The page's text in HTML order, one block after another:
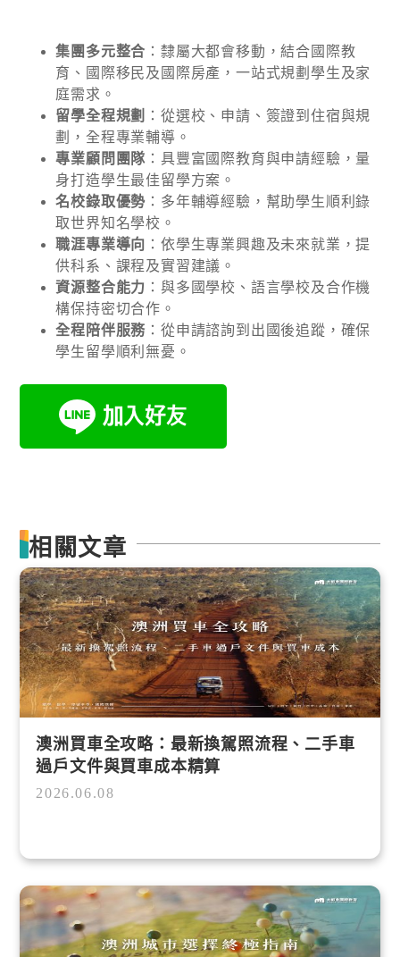
集團多元整合 ：隸屬大都會移動，結合國際教
育、國際移民及國際房產，一站式規劃學生及家
庭需求。
留學全程規劃
：從選校、申請、簽證到住宿與規
劃，全程專業輔導。
專業顧問團隊 ：具豐富國際教育與申請經驗，量
身打造學生最佳留學方案。
名校錄取優勢 ：多年輔導經驗，幫助學生順利錄
取世界知名學校。
職涯專業導向 ：依學生專業興趣及未來就業，提
供科系、課程及實習建議。
資源整合能力 ：與多國學校、語言學校及合作機
構保持密切合作。
全程陪伴服務 ：從申請諮詢到出國後追蹤，確保
學生留學順利無憂。
相關文章
澳洲買車全攻略：最新換駕照流程、二手車
過戶文件與買車成本精算
2026.06.08